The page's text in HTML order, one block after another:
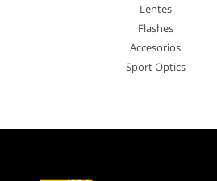
Lentes
Flashes
Accesorios
Sport Optics